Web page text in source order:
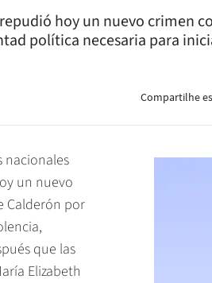
hoy un nuevo crimen
política necesaria para
Compartilhe
nacionales
un nuevo
por
que las
Elizabeth